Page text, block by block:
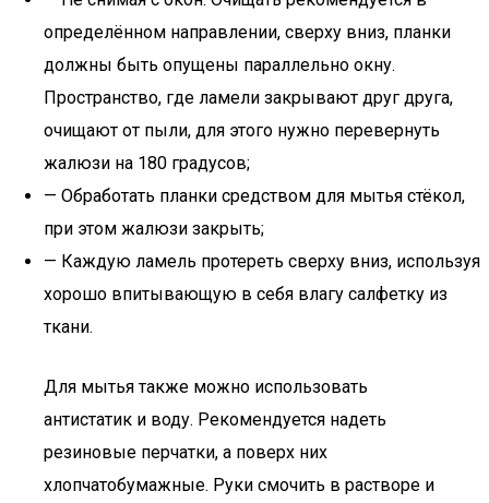
определённом направлении, сверху вниз, планки
должны быть опущены параллельно окну.
Пространство, где ламели закрывают друг друга,
очищают от пыли, для этого нужно перевернуть
жалюзи на 180 градусов;
— Обработать планки средством для мытья стёкол,
при этом жалюзи закрыть;
— Каждую ламель протереть сверху вниз, используя
хорошо впитывающую в себя влагу салфетку из
ткани.
Для мытья также можно использовать
антистатик и воду. Рекомендуется надеть
резиновые перчатки, а поверх них
хлопчатобумажные. Руки смочить в растворе и